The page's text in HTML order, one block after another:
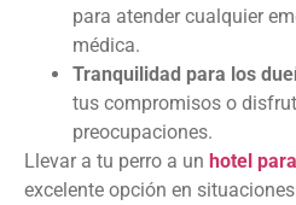
para atender cualquier
médica.
Tranquilidad para los
tus compromisos o
preocupaciones.
Llevar a tu perro a un hotel
excelente opción en